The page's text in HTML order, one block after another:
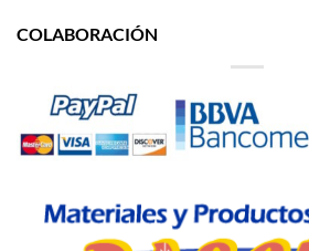
COLABORACIÓN